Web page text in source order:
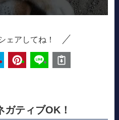
ェアしてね！
ティブOK！